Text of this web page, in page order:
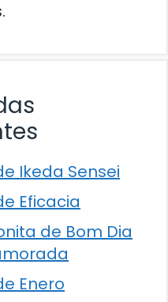
Ikeda Sensei
Eficacia
de Bom Dia
Enero